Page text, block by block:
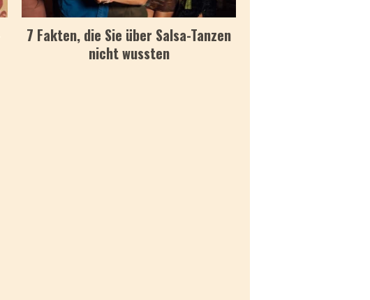
7 Fakten, die Sie über Salsa-Tanzen
nicht wussten